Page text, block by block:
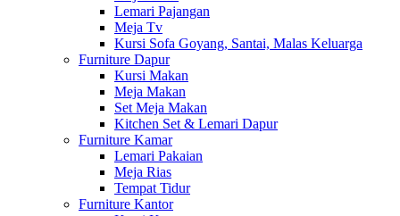
Lemari Pajangan
Meja Tv
Kursi Sofa Goyang, Santai, Malas Keluarga
Furniture Dapur
Kursi Makan
Meja Makan
Set Meja Makan
Kitchen Set & Lemari Dapur
Furniture Kamar
Lemari Pakaian
Meja Rias
Tempat Tidur
Furniture Kantor